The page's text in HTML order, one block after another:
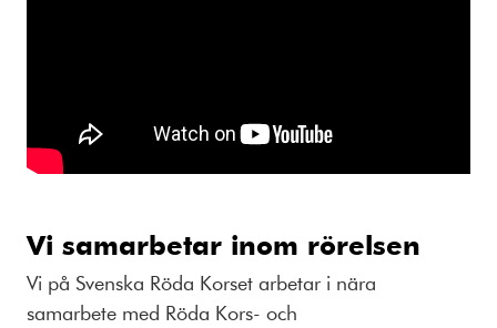
Vi samarbetar inom rörelsen
Vi på Svenska Röda Korset arbetar i nära
samarbete med Röda Kors- och